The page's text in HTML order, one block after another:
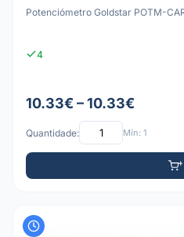
Potenciómetro Goldstar POTM-
4
10.33€ – 10.33€
Quantidade: Mín: 1